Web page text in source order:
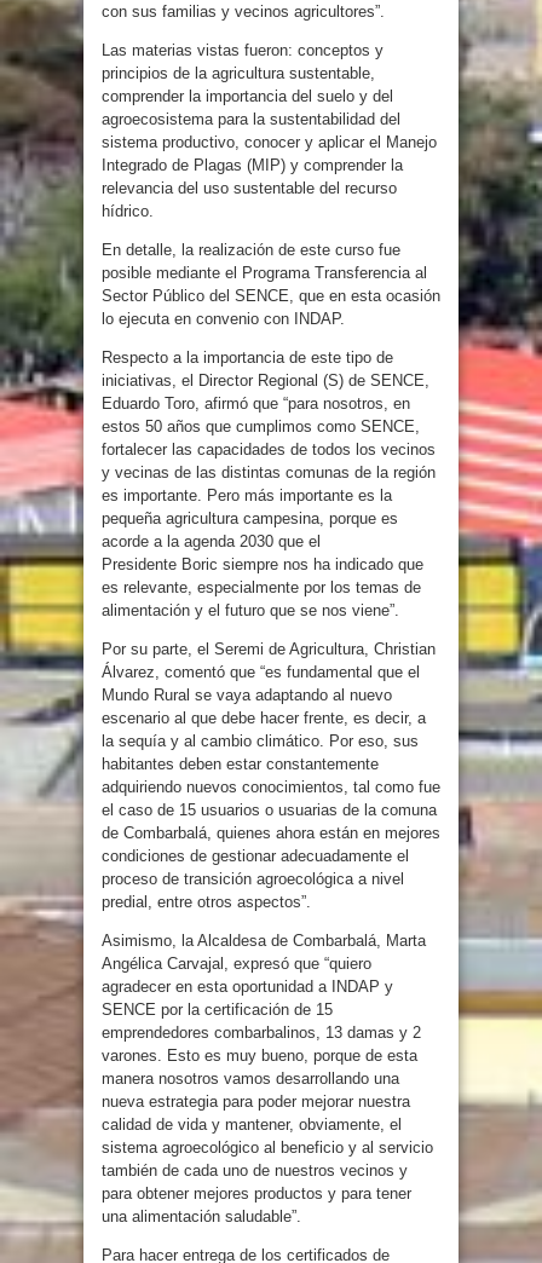
con sus familias y vecinos agricultores”.
Las materias vistas fueron: conceptos y
principios de la agricultura sustentable,
comprender la importancia del suelo y del
agroecosistema para la sustentabilidad del
sistema productivo, conocer y aplicar el Manejo
Integrado de Plagas (MIP) y comprender la
relevancia del uso sustentable del recurso
hídrico.
En detalle, la realización de este curso fue
posible mediante el Programa Transferencia al
Sector Público del SENCE, que en esta ocasión
lo ejecuta en convenio con INDAP.
Respecto a la importancia de este tipo de
iniciativas, el Director Regional (S) de SENCE,
Eduardo Toro, afirmó que “para nosotros, en
estos 50 años que cumplimos como SENCE,
fortalecer las capacidades de todos los vecinos
y vecinas de las distintas comunas de la región
es importante. Pero más importante es la
pequeña agricultura campesina, porque es
acorde a la agenda 2030 que el
Presidente Boric siempre nos ha indicado que
es relevante, especialmente por los temas de
alimentación y el futuro que se nos viene”.
Por su parte, el Seremi de Agricultura, Christian
Álvarez, comentó que “es fundamental que el
Mundo Rural se vaya adaptando al nuevo
escenario al que debe hacer frente, es decir, a
la sequía y al cambio climático. Por eso, sus
habitantes deben estar constantemente
adquiriendo nuevos conocimientos, tal como fue
el caso de 15 usuarios o usuarias de la comuna
de Combarbalá, quienes ahora están en mejores
condiciones de gestionar adecuadamente el
proceso de transición agroecológica a nivel
predial, entre otros aspectos”.
Asimismo, la Alcaldesa de Combarbalá, Marta
Angélica Carvajal, expresó que “quiero
agradecer en esta oportunidad a INDAP y
SENCE por la certificación de 15
emprendedores combarbalinos, 13 damas y 2
varones. Esto es muy bueno, porque de esta
manera nosotros vamos desarrollando una
nueva estrategia para poder mejorar nuestra
calidad de vida y mantener, obviamente, el
sistema agroecológico al beneficio y al servicio
también de cada uno de nuestros vecinos y
para obtener mejores productos y para tener
una alimentación saludable”.
Para hacer entrega de los certificados de